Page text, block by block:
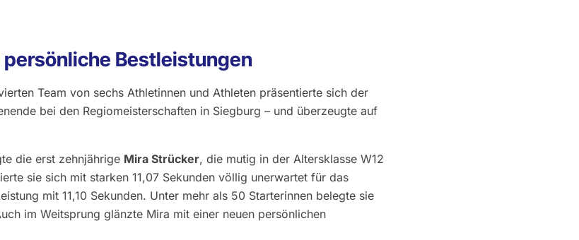
Bestleistungen
Team von sechs Athletinnen und Athleten präsentierte sich der
bei den Regiomeisterschaften in Siegburg – und überzeugte auf
die erst zehnjährige Mira Strücker, die mutig in der Altersklasse W12
sie sich mit starken 11,07 Sekunden völlig unerwartet für das
mit 11,10 Sekunden. Unter mehr als 50 Starterinnen belegte sie
im Weitsprung glänzte Mira mit einer neuen persönlichen